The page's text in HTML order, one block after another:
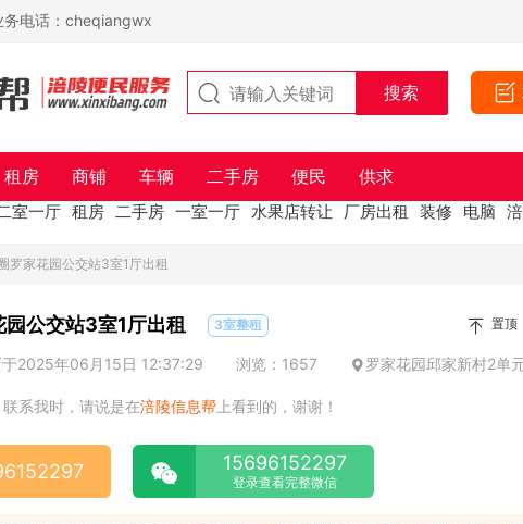
务电话：cheqiangwx
租房 商铺 车辆 二手房 便民 供求
室一厅 租房 二手房 一室一厅 水果店转让 厂房出租 装修 电脑
罗家花园公交站3室1厅出租
公交站3室1厅出租 3室整租 置顶
于2025年06月15日 12:37:29 浏览：1657 罗家花园邱家新村2单
联系我时，请说是在涪陵信息帮 上看到的，谢谢！
15696152297
登录查看完整微信